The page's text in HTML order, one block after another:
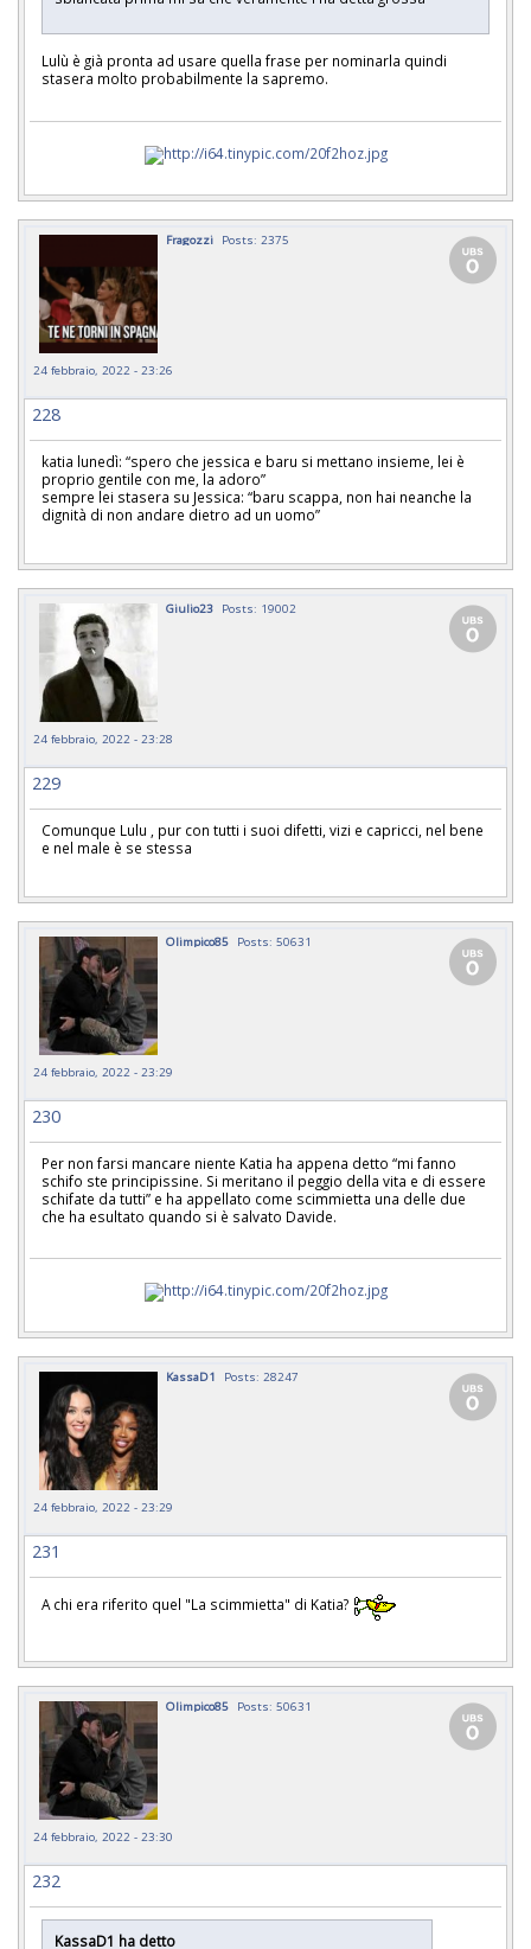
Lulù è già pronta ad usare quella frase per nominarla quindi
stasera molto probabilmente la sapremo.
Fragozzi Posts: 2375
24 febbraio, 2022 - 23:26
228
katia lunedì: “spero che jessica e baru si mettano insieme, lei è
proprio gentile con me, la adoro”
sempre lei stasera su Jessica: “baru scappa, non hai neanche la
dignità di non andare dietro ad un uomo”
Giulio23 Posts: 19002
24 febbraio, 2022 - 23:28
229
Comunque Lulu , pur con tutti i suoi difetti, vizi e capricci, nel bene
e nel male è se stessa
Olimpico85 Posts: 50631
24 febbraio, 2022 - 23:29
230
Per non farsi mancare niente Katia ha appena detto “mi fanno
schifo ste principissine. Si meritano il peggio della vita e di essere
schifate da tutti” e ha appellato come scimmietta una delle due
che ha esultato quando si è salvato Davide.
KassaD1 Posts: 28247
24 febbraio, 2022 - 23:29
231
A chi era riferito quel "La scimmietta" di Katia?
Olimpico85 Posts: 50631
24 febbraio, 2022 - 23:30
232
KassaD1 ha detto